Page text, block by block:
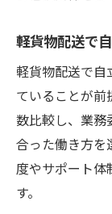
横浜
び方
軽貨
意点
自立
とは
軽貨物配送で
軽貨物配送で自
ていることが前
数比較し、業務
合った働き方を
度やサポート体
す。